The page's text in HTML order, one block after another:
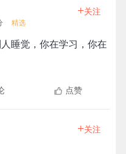
精选
+关注
睡觉，你在学习，你在
点赞
+关注